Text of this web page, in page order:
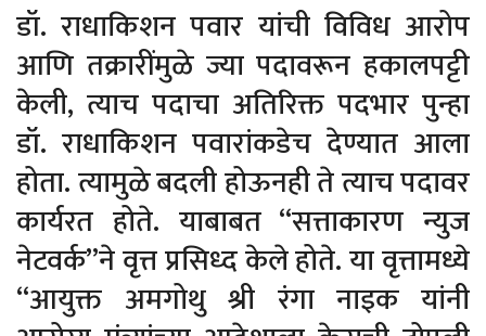
डॉ. राधाकिशन पवार यांची विविध आरोप
आणि तक्रारींमुळे ज्या पदावरून हकालपट्टी
केली, त्याच पदाचा अतिरिक्त पदभार पुन्हा
डॉ. राधाकिशन पवारांकडेच देण्यात आला
होता. त्यामुळे बदली होऊनही ते त्याच पदावर
कार्यरत होते. याबाबत “सत्ताकारण न्युज
नेटवर्क”ने वृत्त प्रसिध्द केले होते. या वृत्तामध्ये
“आयुक्त अमगोथु श्री रंगा नाइक यांनी